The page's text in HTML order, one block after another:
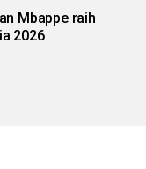
Mbappe raih
2026